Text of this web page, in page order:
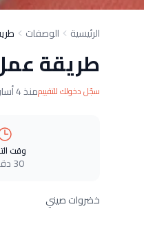
الرئيسية الوصفات
طريقة
سجّل دخولك للتقييممنذ 4 أسابيع
وقت
30 دقيقة
خضروات صيني